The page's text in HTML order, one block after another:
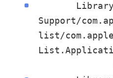
~/
Support/
list/
ورمز القسيمة
user@email.com. يمكنك أيضًا النقر
مباشرةً.